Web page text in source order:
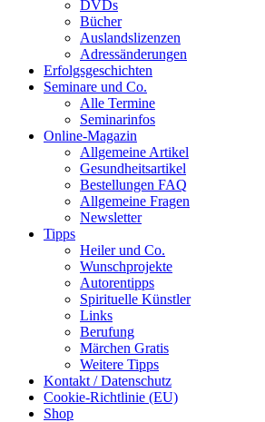
DVDs
Bücher
Auslandslizenzen
Adressänderungen
Erfolgsgeschichten
Seminare und Co.
Alle Termine
Seminarinfos
Online-Magazin
Allgemeine Artikel
Gesundheitsartikel
Bestellungen FAQ
Allgemeine Fragen
Newsletter
Tipps
Heiler und Co.
Wunschprojekte
Autorentipps
Spirituelle Künstler
Links
Berufung
Märchen Gratis
Weitere Tipps
Kontakt / Datenschutz
Cookie-Richtlinie (EU)
Shop